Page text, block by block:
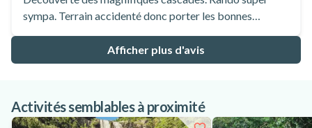
sympa. Terrain accidenté donc porter les bonnes
Afficher plus d'avis
Activités semblables à proximité